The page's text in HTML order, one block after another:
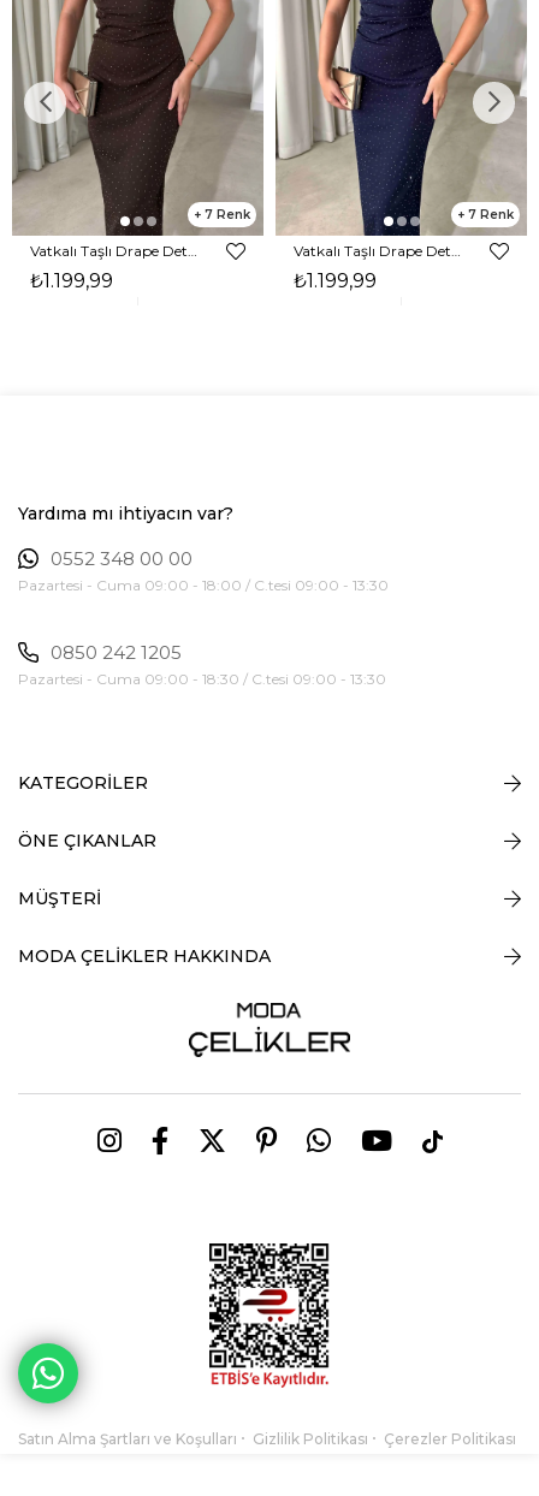
7
₺1.199,99
7
₺1.199,99
Yardıma mı ihtiyacın var?
0552 348 00 00
Pazartesi - Cuma 09:00 - 18:00 / C.tesi 09:00 - 13:30
0850 242 1205
Pazartesi - Cuma 09:00 - 18:30 / C.tesi 09:00 - 13:30
KATEGORİLER
ÖNE ÇIKANLAR
MÜŞTERİ
MODA ÇELİKLER HAKKINDA
Satın Alma Şartları ve Koşulları Gizlilik Politikası Çerezler Politikası